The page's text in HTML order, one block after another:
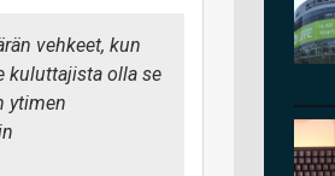
vehkeet, kun
kuluttajista olla se
ytimen